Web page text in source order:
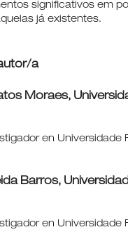
significativos em
já existentes.
a
Moraes,
en Universidade
Barros,
en Universidade